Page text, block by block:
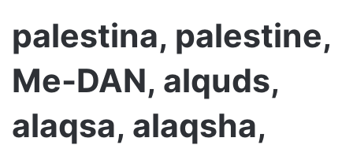
palestina, palestine,
Me-DAN, alquds,
alaqsa, alaqsha,